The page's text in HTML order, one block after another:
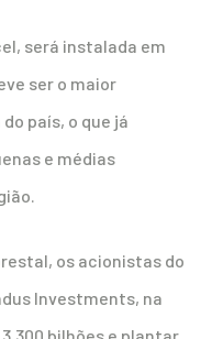
será instalada em
ser o maior
país, o que já
e médias
os acionistas do
Investments, na
bilhões e plantar